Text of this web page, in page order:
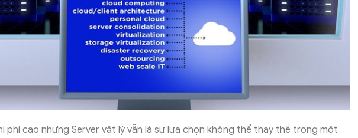
phí cao nhưng Server vật lý vẫn là sự lựa chọn không thể thay thế trong một